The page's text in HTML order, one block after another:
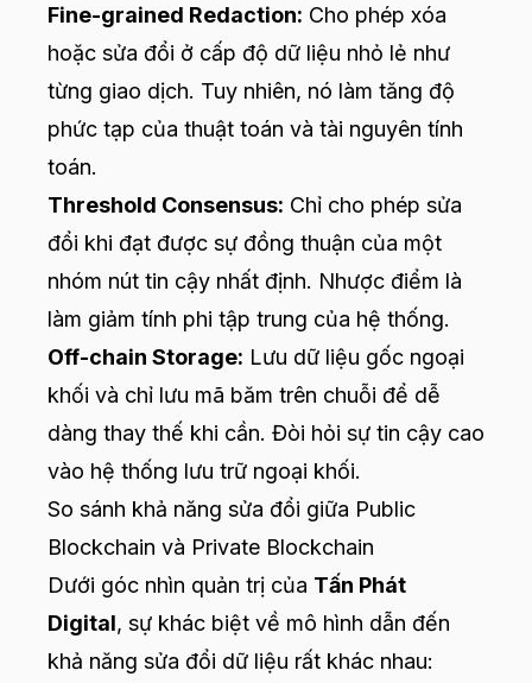
Fine-grained Redaction: Cho phép xóa
hoặc sửa đổi ở cấp độ dữ liệu nhỏ lẻ như
từng giao dịch. Tuy nhiên, nó làm tăng độ
phức tạp của thuật toán và tài nguyên tính
toán.
Threshold Consensus: Chỉ cho phép sửa
đổi khi đạt được sự đồng thuận của một
nhóm nút tin cậy nhất định. Nhược điểm là
làm giảm tính phi tập trung của hệ thống.
Off-chain Storage: Lưu dữ liệu gốc ngoại
khối và chỉ lưu mã băm trên chuỗi để dễ
dàng thay thế khi cần. Đòi hỏi sự tin cậy cao
vào hệ thống lưu trữ ngoại khối.
So sánh khả năng sửa đổi giữa Public
Blockchain và Private Blockchain
Dưới góc nhìn quản trị của Tấn Phát
Digital, sự khác biệt về mô hình dẫn đến
khả năng sửa đổi dữ liệu rất khác nhau: